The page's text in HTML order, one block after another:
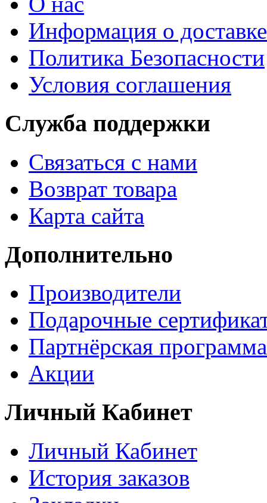
Информация о доставке
Политика Безопасности
Условия соглашения
Служба поддержки
Связаться с нами
Возврат товара
Карта сайта
Дополнительно
Производители
Подарочные
Партнёрская программа
Акции
Личный Кабинет
Личный Кабинет
История заказов